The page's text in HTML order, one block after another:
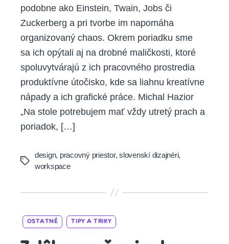
podobne ako Einstein, Twain, Jobs či
Zuckerberg a pri tvorbe im napomáha
organizovaný chaos. Okrem poriadku sme
sa ich opýtali aj na drobné maličkosti, ktoré
spoluvytvárajú z ich pracovného prostredia
produktívne útočisko, kde sa liahnu kreatívne
nápady a ich grafické práce. Michal Hazior
„Na stole potrebujem mať vždy utretý prach a
poriadok, […]
Tags
design, pracovný priestor,slovenskí dizajnéri,
workspace
Categories
OSTATNÉ TIPY A TRIKY